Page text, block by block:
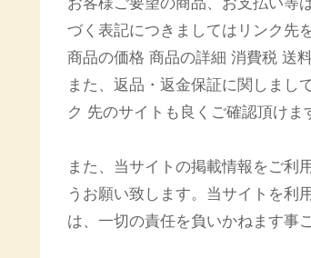
づく表記につきましてはリンク先
商品の価格 商品の詳細 消費税 送
また、返品・返金保証に関しまし
ク 先のサイトも良くご確認頂けま
また、当サイトの掲載情報をご利
うお願い致します。当サイトを利
は、一切の責任を負いかねます事